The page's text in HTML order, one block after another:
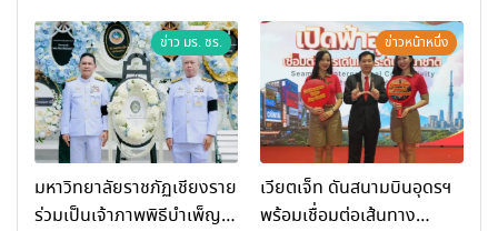
เปิด “โครงการเสริมสร้างสุข
ภาวะพระสงฆ์” ถวายพระกุศล
99 พรรษา สมเด็จพระ
สังฆราช
การท่องเที่ยวและกีฬาจังหวัด
เชียงราย จัดกิจกรรมอบรม
“การพัฒนาศักยภาพผู้
ประกอบการและเครือข่าย
ธุรกิจ Wellness สู่การ
เติบโตอย่างยั่งยืน (Chiang
Rai Wellness Business
ข่าว มร. ชร.
มหาวิทยาลัยราชภัฏเชียงราย
ร่วมเป็นเจ้าภาพพิธีบำเพ็ญ
ข่าวหน้าหนึ่ง
เวียตเจ็ท ดันสนามบินอุดรฯ
พร้อมเชื่อมต่อเส้นทาง